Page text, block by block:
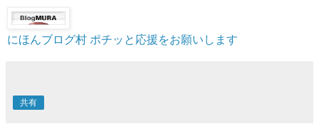
にほんブログ村 ポチッと応援をお願いします
共有